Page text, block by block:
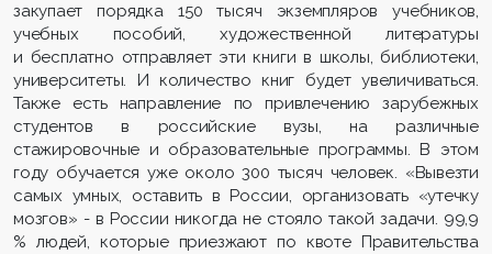
закупает порядка 150 тысяч экземпляров учебников,
учебных пособий, художественной литературы
и бесплатно отправляет эти книги в школы, библиотеки,
университеты. И количество книг будет увеличиваться.
Также есть направление по привлечению зарубежных
студентов в российские вузы, на различные
стажировочные и образовательные программы. В этом
году обучается уже около 300 тысяч человек. «Вывезти
самых умных, оставить в России, организовать «утечку
мозгов» - в России никогда не стояло такой задачи. 99,9
% людей, которые приезжают по квоте Правительства